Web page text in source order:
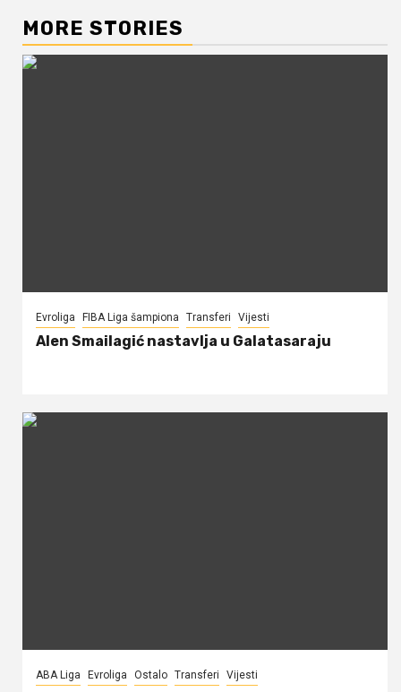
MORE STORIES
Evroliga FIBA Liga šampiona Transferi Vijesti
Alen Smailagić nastavlja u Galatasaraju
ABA Liga Evroliga Ostalo Transferi Vijesti